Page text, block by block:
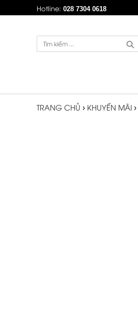
Hotline: 028 7304 0618
TRANG CHỦ › KHUYẾN MÃI ›